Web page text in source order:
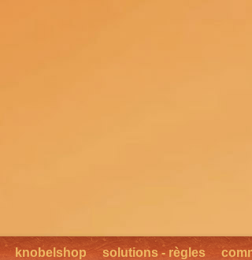
knobelshop solutions - règles